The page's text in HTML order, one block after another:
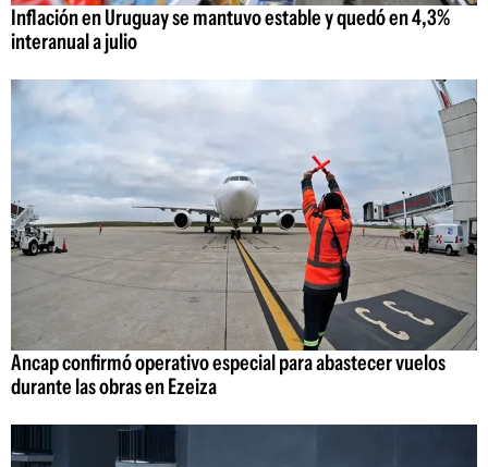
Inflación en Uruguay se mantuvo estable y quedó en 4,3%
interanual a julio
Ancap confirmó operativo especial para abastecer vuelos
durante las obras en Ezeiza